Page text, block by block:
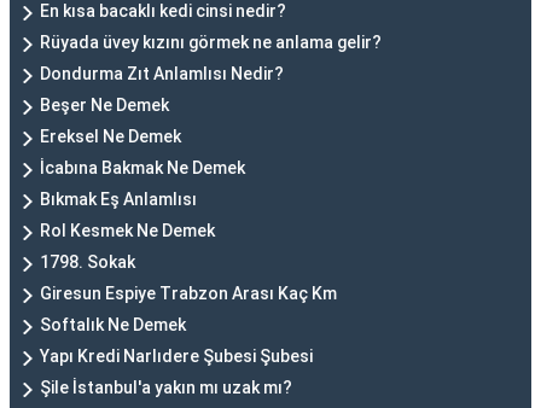
En kısa bacaklı kedi cinsi nedir?
Rüyada üvey kızını görmek ne anlama gelir?
Dondurma Zıt Anlamlısı Nedir?
Beşer Ne Demek
Ereksel Ne Demek
İcabına Bakmak Ne Demek
Bıkmak Eş Anlamlısı
Rol Kesmek Ne Demek
1798. Sokak
Giresun Espiye Trabzon Arası Kaç Km
Softalık Ne Demek
Yapı Kredi Narlıdere Şubesi Şubesi
Şile İstanbul'a yakın mı uzak mı?